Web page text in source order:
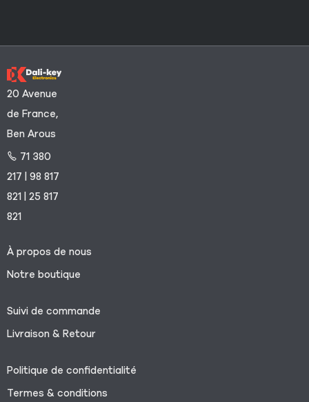
20 Avenue
de France,
Ben Arous
71 380
217 | 98 817
821 | 25 817
821
À propos de nous
Notre boutique
Suivi de commande
Livraison & Retour
Politique de confidentialité
Termes & conditions